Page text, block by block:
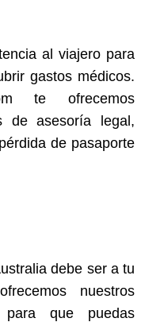
al viajero para
gastos médicos.
te ofrecemos
de asesoría legal,
de pasaporte
debe ser a tu
nuestros
para que puedas